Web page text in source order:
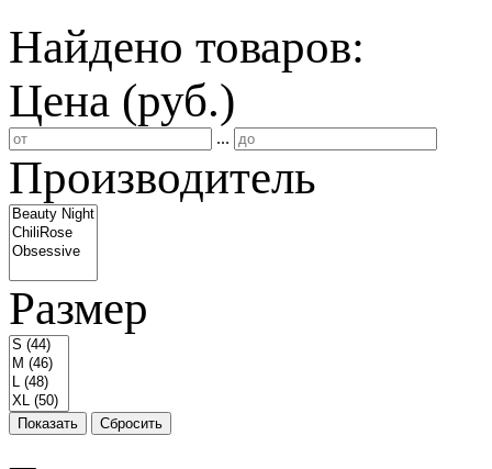
Найдено товаров:
Цена (руб.)
...
Производитель
Размер
Показать Сбросить